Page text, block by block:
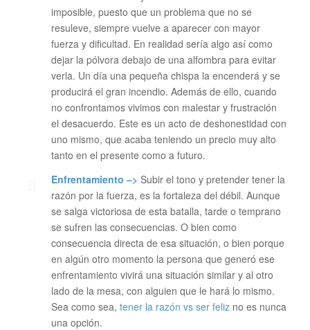
imposible, puesto que un problema que no se
resuleve, siempre vuelve a aparecer con mayor
fuerza y dificultad. En realidad sería algo así como
dejar la pólvora debajo de una alfombra para evitar
verla. Un día una pequeña chispa la encenderá y se
producirá el gran incendio. Además de ello, cuando
no confrontamos vivimos con malestar y frustración
el desacuerdo. Este es un acto de deshonestidad con
uno mismo, que acaba teniendo un precio muy alto
tanto en el presente como a futuro.
Enfrentamiento –> Subir el tono y pretender tener la
razón por la fuerza, es la fortaleza del débil. Aunque
se salga victoriosa de esta batalla, tarde o temprano
se sufren las consecuencias. O bien como
consecuencia directa de esa situación, o bien porque
en algún otro momento la persona que generó ese
enfrentamiento vivirá una situación similar y al otro
lado de la mesa, con alguien que le hará lo mismo.
Sea como sea, tener la razón vs ser felizno es nunca
una opción.